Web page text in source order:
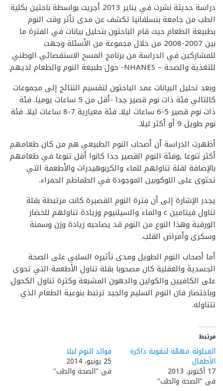
دراسة حديثة نشرت في يناير 2013 أجريت بواسطة باحثين بكلية
الطب من جامعة بنسلفانيا تكشف عن مدى تأثر وقت النوم
بطبيعة الطعام حيث قام الباحثون بتحليل بيانات في الفترة ما
بين 2007-2008 من خلال مجموعة من الأسئلة وجهت
للمشاركين في الدراسة من برنامج المسح الاستقصائي الوطني
للتغذية والصحة – NHANES- حول طبيعة النوم والطعام لديهم.
وبعد تحليل البيانات عمد الباحثون لتقسيم النتائج إلى مجموعات
كالتالي فئة ذات نوم قصير جدا -أقل من 5 ساعات يوميا. فئة
ذات نوم قصير 5-6 ساعات ليلا. فئة معيارية 7-8 ساعات ليلا. فئة
نوم طويل 9 أو أكثر ليلا.
أظهرت الدراسة أن أصحاب النوم الطبيعي هم من كان طعامهم
أكثر تنوعا ,وفئة النوم القصير جدا كانوا أقل تنوعا في طعامهم
بالإضافة لقلة تناولهم للماء والكربوهيدرات والأطعمة التي
تحتوى على اللوكوبين الموجودة في الطماطم الحمراء.
يجدر الإشارة إلى أن فترة النوم القصيرة كانت مرتبطة بقلة
تناول فيتامين c والماء والسيلنيوم وزيادة تناولهم للخضار
الورقية وهذا النوع من النوم قد يصاحبه زيادة وزن وسمنة
وسكرى وأمراض القلب.
أما أصحاب النوم الطويل ومدى تأثيره السلبي على الصحة
الجسدية والعقلية كان مصحوبا بقلة تناول الأطعمة التي تحوى
على الكافيين والكولين والدهون المشبعة وكثرة تناول الكحول.
وباختصار فان النوم السليم والجيد ترتبط بنوعية الطعام الذي
تتناوله.
مرتبط
القيلولة مهمّة لتقوية ذاكرة
الأطفال
17 أكتوبر، 2013
في "الصحة والطب"
فوائد النوم ليلا
25 يونيو، 2014
في "الصحة والطب"